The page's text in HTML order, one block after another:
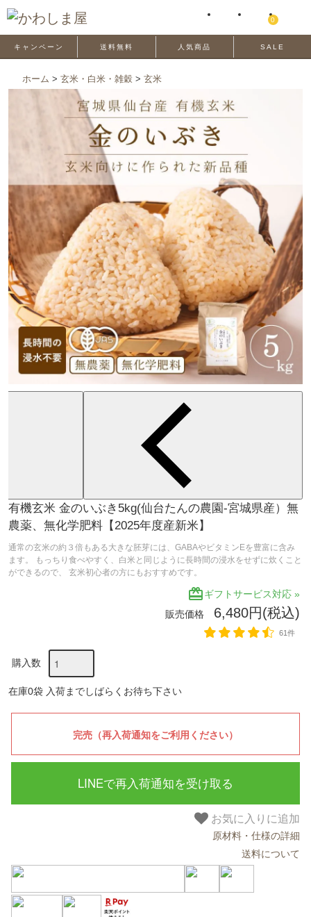
0
キャンペーン 送料無料 人気商品 SALE
ホーム > 玄米・白米・雑穀 > 玄米
有機玄米 金のいぶき5kg(仙台たんの農園-宮城県産）無
農薬、無化学肥料【2025年度産新米】
通常の玄米の約３倍もある大きな胚芽には、GABAやビタミンEを豊富に含み
ます。 もっちり食べやすく、白米と同じように長時間の浸水をせずに炊くこと
ができるので、 玄米初心者の方にもおすすめです。
redeemギフトサービス対応 »
販売価格 6,480円(税込)
61件
購入数
在庫0袋 入荷までしばらくお待ち下さい
LINEで再入荷通知を受け取る
お気に入りに追加
原材料・仕様の詳細
送料について